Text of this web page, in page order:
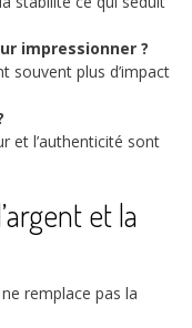
impressionner ?
souvent plus d’impact
et l’authenticité sont
et la
remplace pas la